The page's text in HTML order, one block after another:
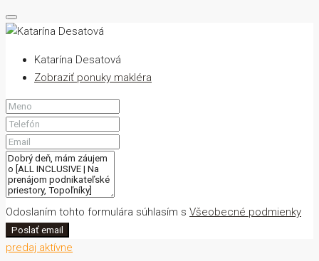
Katarína Desatová
Zobraziť ponuky makléra
Odoslaním tohto formulára súhlasím s Všeobecné podmienky
Poslať email
predaj aktívne